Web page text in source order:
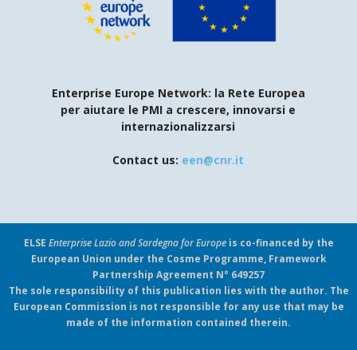
Enterprise Europe Network: la Rete Europea
per aiutare le PMI a crescere, innovarsi e
internazionalizzarsi
Contact us: een@cnr.it
ELSE Enterprise Lazio and Sardegna for Europeis co-financed by the
European Union under the Cosme Programme, Framework
Partnership Agreement N° 649257
The sole responsibility of this publication lies with the author. The
European Commission is not responsible for any use that may be
made of the information contained therein.